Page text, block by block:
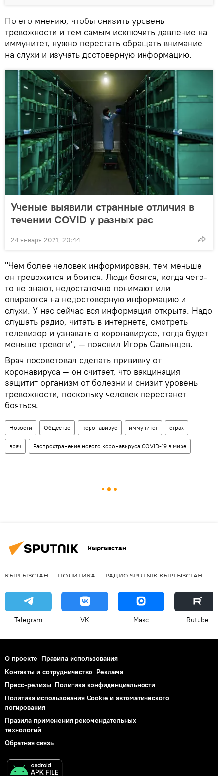
По его мнению, чтобы снизить уровень
тревожности и тем самым исключить давление на
иммунитет, нужно перестать обращать внимание
на слухи и изучать достоверную информацию.
Ученые выявили странные отличия в
течении COVID у разных рас
24 января 2021, 20:44
"Чем более человек информирован, тем меньше
он тревожится и боится. Люди боятся, когда чего-
то не знают, недостаточно понимают или
опираются на недостоверную информацию и
слухи. У нас сейчас вся информация открыта. Надо
слушать радио, читать в интернете, смотреть
телевизор и узнавать о коронавирусе, тогда будет
меньше тревоги", — пояснил Игорь Салынцев.
Врач посоветовал сделать прививку от
коронавируса — он считает, что вакцинация
защитит организм от болезни и снизит уровень
тревожности, поскольку человек перестанет
бояться.
Новости Общество коронавирус иммунитет страх
врач Распространение нового коронавируса COVID-19 в мире
Кыргызстан
КЫРГЫЗСТАН ПОЛИТИКА РАДИО SPUTNIK КЫРГЫЗСТАН
Telegram VK Макс Rutube
О проекте Правила использования
Контакты и сотрудничество Реклама
Пресс-релизы Политика конфиденциальности
Политика использования Cookie и автоматического
логирования
Правила применения рекомендательных
технологий
Обратная связь